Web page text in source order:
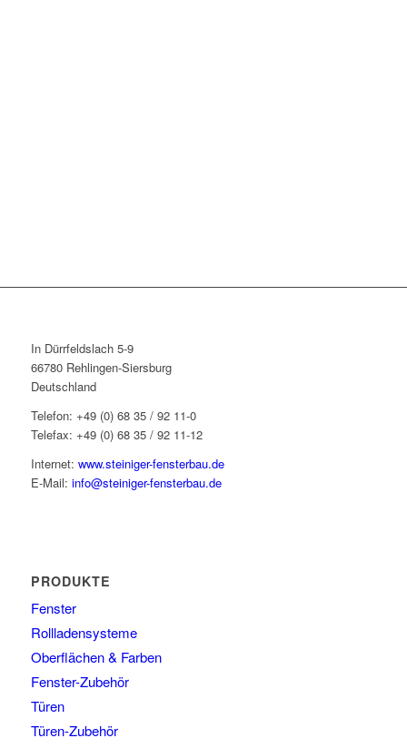
In Dürrfeldslach 5-9
66780 Rehlingen-Siersburg
Deutschland
Telefon: +49 (0) 68 35 / 92 11-0
Telefax: +49 (0) 68 35 / 92 11-12
Internet: www.steiniger-fensterbau.de
E-Mail: info@steiniger-fensterbau.de
PRODUKTE
Fenster
Rollladensysteme
Oberflächen & Farben
Fenster-Zubehör
Türen
Türen-Zubehör